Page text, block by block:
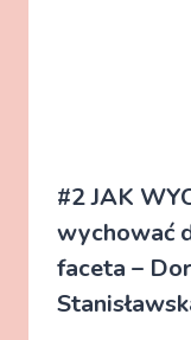
#2 JAK
wychować
faceta –